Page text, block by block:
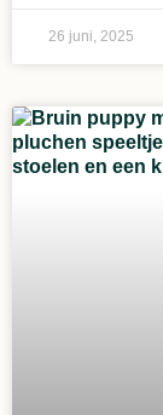
26 juni, 2025